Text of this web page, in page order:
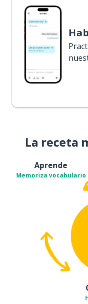
La receta
Aprende
Memoriza vocabulario